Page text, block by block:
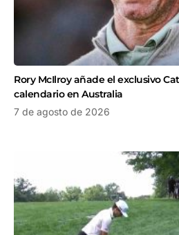
Rory McIlroy añade el exclusivo
calendario en Australia
7 de agosto de 2026